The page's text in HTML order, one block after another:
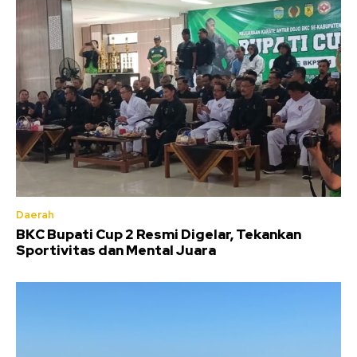
Daerah
BKC Bupati Cup 2 Resmi Digelar, Tekankan
Sportivitas dan Mental Juara